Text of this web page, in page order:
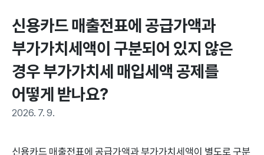
신용카드 매출전표에 공급가액과
부가가치세액이 구분되어 있지 않은
경우 부가가치세 매입세액 공제를
어떻게 받나요?
2026. 7. 9.
신용카드 매출전표에 공급가액과 부가가치세액이 별도로 구분